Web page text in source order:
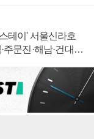
테이' 서울신라호
문진·해남·건대로